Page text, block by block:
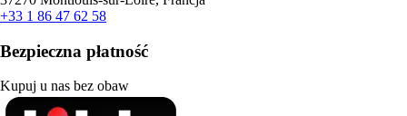
+33 1 86 47 62 58
Bezpieczna płatność
Kupuj u nas bez obaw